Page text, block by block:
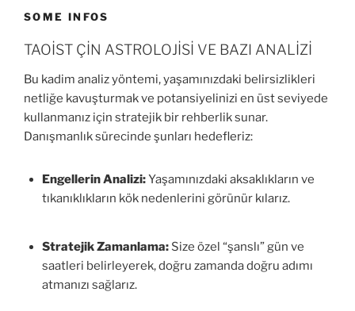
SOME INFOS
TAOİST ÇİN ASTROLOJİSİ VE BAZI ANALİZİ
Bu kadim analiz yöntemi, yaşamınızdaki belirsizlikleri
netliğe kavuşturmak ve potansiyelinizi en üst seviyede
kullanmanız için stratejik bir rehberlik sunar.
Danışmanlık sürecinde şunları hedefleriz:
Engellerin Analizi:Yaşamınızdaki aksaklıkların ve
tıkanıklıkların kök nedenlerini görünür kılarız.
Stratejik Zamanlama:Size özel “şanslı” gün ve
saatleri belirleyerek, doğru zamanda doğru adımı
atmanızı sağlarız.